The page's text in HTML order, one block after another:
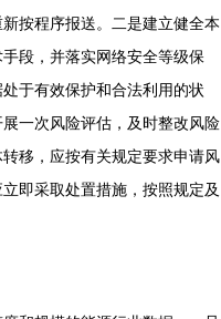
按程序报送。二是建立健全本
段，并落实网络安全等级保
于有效保护和合法利用的状
一次风险评估，及时整改风险
移，应按有关规定要求申请风
即采取处置措施，按照规定及